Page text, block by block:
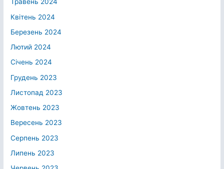
Травень 2024
Квітень 2024
Березень 2024
Лютий 2024
Січень 2024
Грудень 2023
Листопад 2023
Жовтень 2023
Вересень 2023
Серпень 2023
Липень 2023